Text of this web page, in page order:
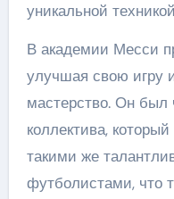
уникальной
В академии Месси
улучшая свою игру
мастерство. Он был
коллектива,
такими же
футболистами, что